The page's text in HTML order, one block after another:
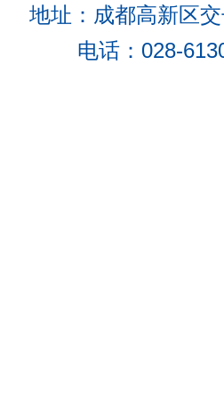
地址：成都高新区
电话：028-